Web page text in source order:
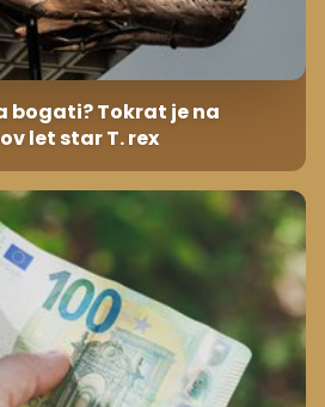
bogati? Tokrat je na
let star T. rex